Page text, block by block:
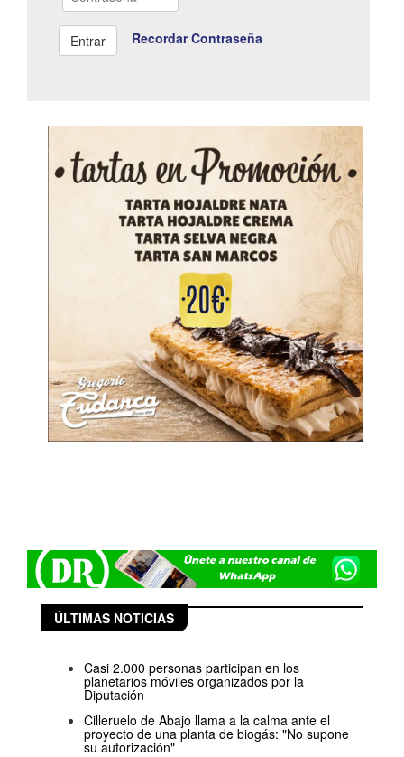
Recordar Contraseña
ÚLTIMAS NOTICIAS
Casi 2.000 personas participan en los
planetarios móviles organizados por la
Diputación
Cilleruelo de Abajo llama a la calma ante el
proyecto de una planta de biogás: "No supone
su autorización"